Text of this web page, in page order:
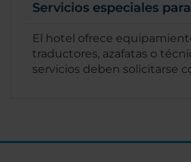
Servicios especiales
El hotel ofrece
traductores, azafatas o
servicios deben solicitarse